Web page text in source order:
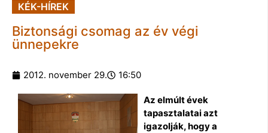
KÉK-HÍREK
Biztonsági csomag az év végi
ünnepekre
2012. november 29. 16:50
Az elmúlt évek
tapasztalatai azt
igazolják, hogy a